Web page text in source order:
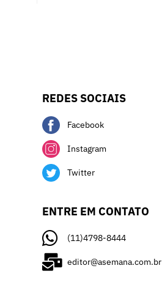
REDES SOCIAIS
Facebook
Instagram
Twitter
ENTRE EM CONTATO
(11)4798-8444
editor@asemana.com.br